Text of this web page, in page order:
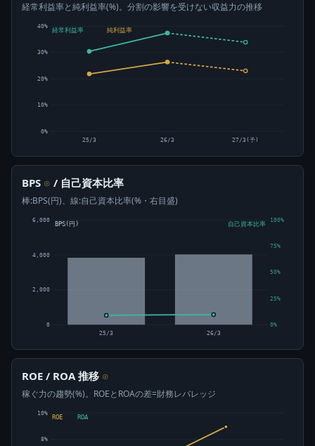
経常利益率と純利益率(%)。分割の影響を受けない収益力の推移
0%
10%
20%
30%
40%
経常利益率 純利益率
25/3 26/3 27/3(予)
BPS ⊙ / 自己資本比率
棒:BPS(円)、線:自己資本比率(%・右目盛)
0
2,000
4,000
6,000
0%
25%
50%
75%
100%
25/3 26/3
BPS(円) 自己資本比率
ROE / ROA 推移 ⊙
稼ぐ力の趨勢(%)。ROEとROAの差=財務レバレッジ
8%
10%
ROE ROA